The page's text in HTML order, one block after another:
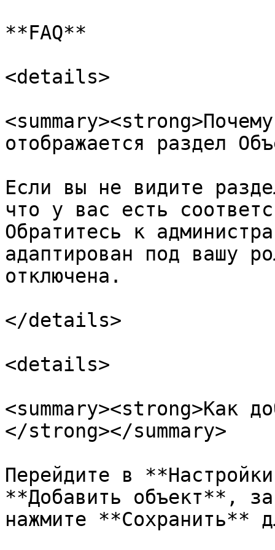
**FAQ**
<details>
отображается раздел
Если вы не видите
что у вас есть
Обратитесь к
адаптирован под вашу
отключена.
</details>
<details>
<summary><strong>Как
</strong></summary>
Перейдите в
**Добавить объект**,
нажмите **Сохранить**